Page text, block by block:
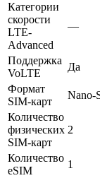
Категории
скорости
LTE-
Advanced
—
Поддержка
VoLTE
Да
Формат
SIM-карт
Nano-
Количество
физических
SIM-карт
2
Количество
eSIM
1